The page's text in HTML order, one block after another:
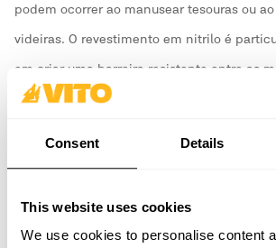
Consent Details
This website uses cookies
We use cookies to personalise content
podem ocorrer ao manusear tesouras ou
videiras. O revestimento em nitrilo é
em criar uma barreira resistente entre as
elementos cortantes ou abrasivos